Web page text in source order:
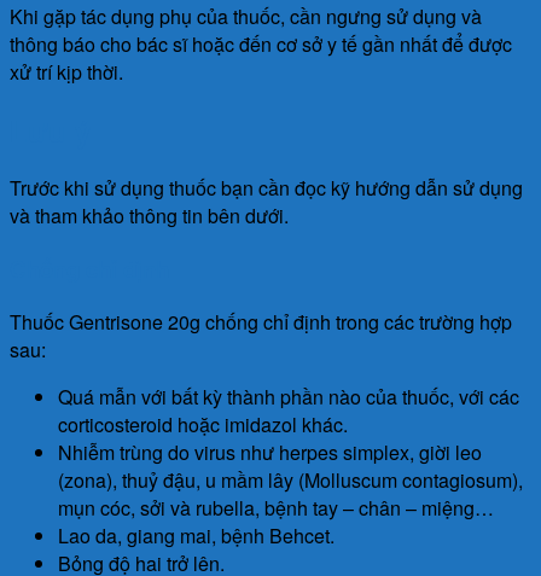
Khi gặp tác dụng phụ của thuốc, cần ngưng sử dụng và
thông báo cho bác sĩ hoặc đến cơ sở y tế gần nhất để được
xử trí kịp thời.
Trước khi sử dụng thuốc bạn cần đọc kỹ hướng dẫn sử dụng
và tham khảo thông tin bên dưới.
Thuốc Gentrisone 20g chống chỉ định trong các trường hợp
sau:
Quá mẫn với bất kỳ thành phần nào của thuốc, với các
corticosteroid hoặc imidazol khác.
Nhiễm trùng do virus như herpes simplex, giời leo
(zona), thuỷ đậu, u mầm lây (Molluscum contagiosum),
mụn cóc, sởi và rubella, bệnh tay – chân – miệng…
Lao da, giang mai, bệnh Behcet.
Bỏng độ hai trở lên.